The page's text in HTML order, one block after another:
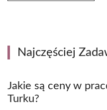
Najczęściej
Jakie są ceny w
Turku?